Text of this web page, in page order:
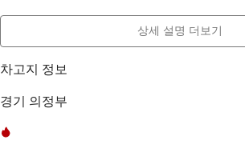
상세 설명 더보기
차고지 정보
경기 의정부